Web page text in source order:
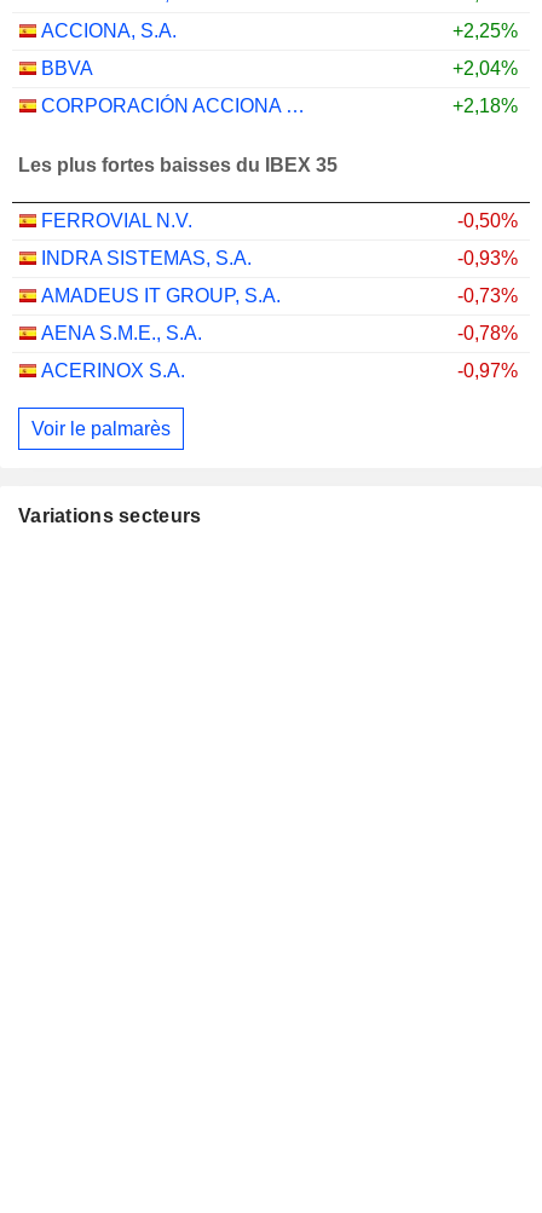
ACCIONA, S.A.
+2,25%
BBVA
+2,04%
CORPORACIÓN ACCIONA ENERGÍAS RENOVABLES, S.A.
+2,18%
Les plus fortes baisses du IBEX 35
FERROVIAL N.V.
-0,50%
INDRA SISTEMAS, S.A.
-0,93%
AMADEUS IT GROUP, S.A.
-0,73%
AENA S.M.E., S.A.
-0,78%
ACERINOX S.A.
-0,97%
Voir le palmarès
Variations secteurs